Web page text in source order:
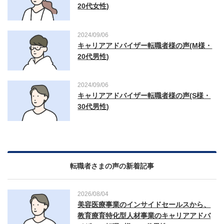
20代女性)
2024/09/06
キャリアアドバイザー転職者様の声(M様・
20代男性)
2024/09/06
キャリアアドバイザー転職者様の声(S様・
30代男性)
転職者さまの声の新着記事
2026/08/04
美容医療事業のインサイドセールスから、
教育療育特化型人材事業のキャリアアドバ